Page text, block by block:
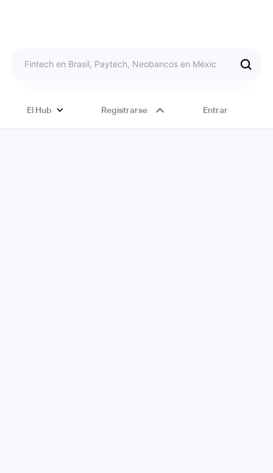
El Hub Registrarse Entrar